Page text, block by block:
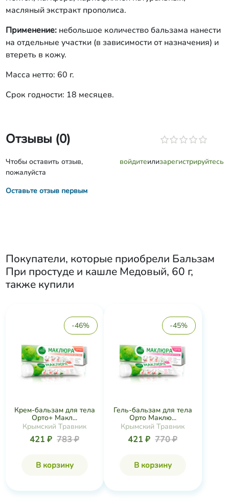
масляный экстракт прополиса.
Применение:небольшое количество бальзама нанести
на отдельные участки (в зависимости от назначения) и
втереть в кожу.
Масса нетто: 60 г.
Срок годности: 18 месяцев.
Отзывы (0)
Чтобы оставить отзыв,
пожалуйста
войдитеилизарегистрируйтесь
Оставьте отзыв первым
Покупатели, которые приобрели Бальзам
При простуде и кашле Медовый, 60 г,
также купили
-46%
Крем-бальзам для тела
Орто+ Макл...
Крымский Травник
421 ₽ 783 ₽
В корзину
-45%
Гель-бальзам для тела
Орто Маклю...
Крымский Травник
421 ₽ 770 ₽
В корзину